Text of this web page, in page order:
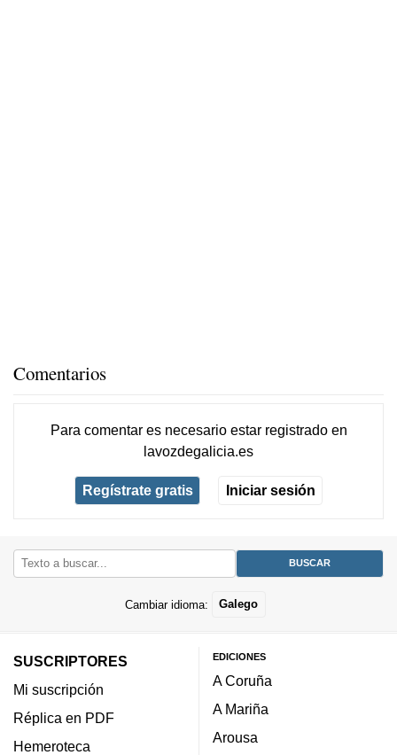
Comentarios
Para comentar es necesario estar registradoen
lavozdegalicia.es
Regístrate gratis Iniciar sesión
Cambiar idioma: Galego
SUSCRIPTORES
Mi suscripción
Réplica en PDF
Hemeroteca
EDICIONES
A Coruña
A Mariña
Arousa